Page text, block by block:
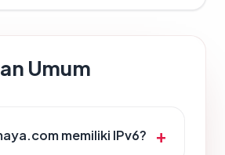
Umum
memiliki IPv6?